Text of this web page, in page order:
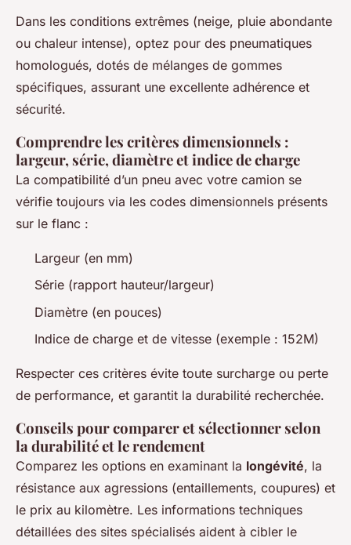
Dans les conditions extrêmes (neige, pluie abondante
ou chaleur intense), optez pour des pneumatiques
homologués, dotés de mélanges de gommes
spécifiques, assurant une excellente adhérence et
sécurité.
Comprendre les critères dimensionnels :
largeur, série, diamètre et indice de charge
La compatibilité d’un pneu avec votre camion se
vérifie toujours via les codes dimensionnels présents
sur le flanc :
Largeur (en mm)
Série (rapport hauteur/largeur)
Diamètre (en pouces)
Indice de charge et de vitesse (exemple : 152M)
Respecter ces critères évite toute surcharge ou perte
de performance, et garantit la durabilité recherchée.
Conseils pour comparer et sélectionner selon
la durabilité et le rendement
Comparez les options en examinant la longévité, la
résistance aux agressions (entaillements, coupures) et
le prix au kilomètre. Les informations techniques
détaillées des sites spécialisés aident à cibler le